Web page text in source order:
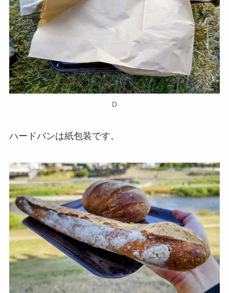
D
ハードパンは紙包装です。